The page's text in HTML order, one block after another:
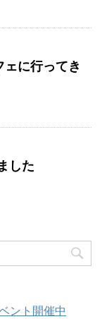
に行ってき
した
ント開催中